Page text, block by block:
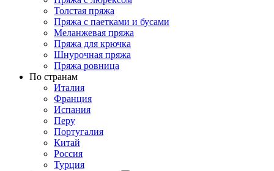
Толстая пряжа
Пряжа с паетками и бусами
Меланжевая пряжа
Пряжа для крючка
Шнурочная пряжа
Пряжа ровница
По странам
Италия
Франция
Испания
Перу
Португалия
Китай
Россия
Турция